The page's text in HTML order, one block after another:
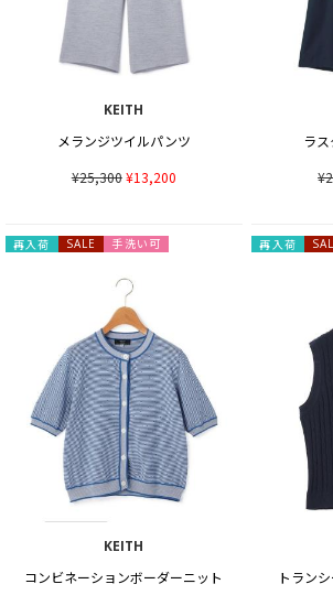
KEITH
メランジツイルパンツ
¥25,300¥13,200
ラ
再入荷 SALE 手洗い可
KEITH
コンビネーションボーダーニット
再入荷
トラン